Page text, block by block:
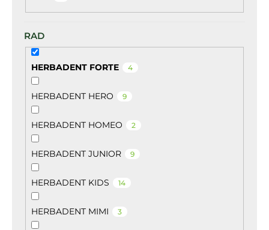
RAD
HERBADENT FORTE 4
HERBADENT HERO 9
HERBADENT HOMEO 2
HERBADENT JUNIOR 9
HERBADENT KIDS 14
HERBADENT MIMI 3